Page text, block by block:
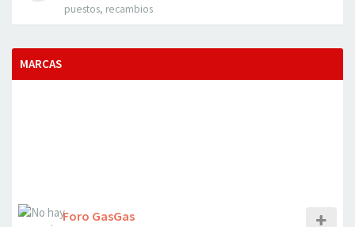
puestos, recambios
MARCAS
Foro GasGas